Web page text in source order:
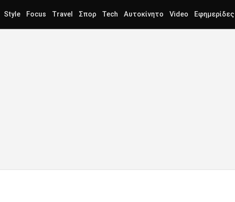
Style Focus Travel Σπορ Tech Αυτοκίνητο Video Εφημερίδες